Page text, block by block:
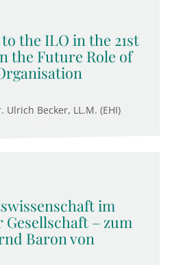
the ILO in the 21st
the Future Role of
Ulrich Becker, LL.M. (EHI)
im
Gesellschaft – zum
Baron von